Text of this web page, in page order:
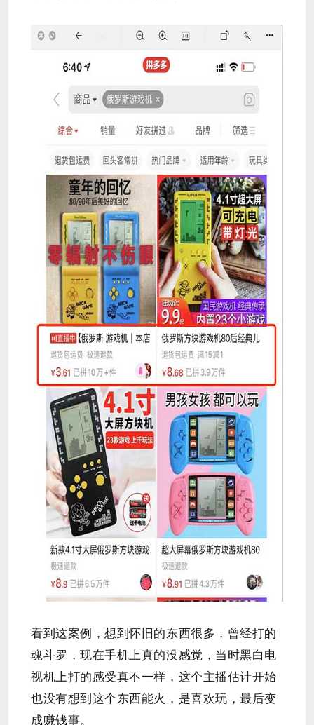
看到这案例，想到怀旧的东西很多，曾经打的
魂斗罗，现在手机上真的没感觉，当时黑白电
视机上打的感受真不一样，这个主播估计开始
也没有想到这个东西能火，是喜欢玩，最后变
成赚钱事。